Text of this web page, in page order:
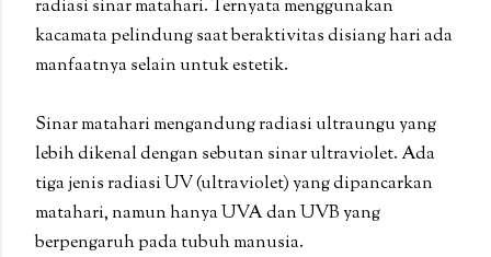
radiasi sinar matahari. Ternyata menggunakan
kacamata pelindung saat beraktivitas disiang hari ada
manfaatnya selain untuk estetik.
Sinar matahari mengandung radiasi ultraungu yang
lebih dikenal dengan sebutan sinar ultraviolet. Ada
tiga jenis radiasi UV (ultraviolet) yang dipancarkan
matahari, namun hanya UVA dan UVB yang
berpengaruh pada tubuh manusia.